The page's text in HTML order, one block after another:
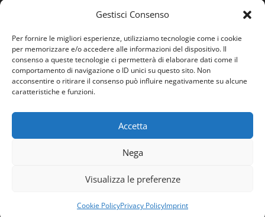
Gestisci Consenso
Per fornire le migliori esperienze, utilizziamo tecnologie come i cookie
per memorizzare e/o accedere alle informazioni del dispositivo. Il
consenso a queste tecnologie ci permetterà di elaborare dati come il
comportamento di navigazione o ID unici su questo sito. Non
acconsentire o ritirare il consenso può influire negativamente su alcune
caratteristiche e funzioni.
Accetta
Nega
Visualizza le preferenze
Cookie PolicyPrivacy PolicyImprint
ASSEMBLEA NAZIONALE ORDINARIA E
ASSEMBLEA NAZIONALE STRAORDINARIA ANEIS 24
APRILE 2026
Trasparenza, Etica e Garanzia statutaria
Giornata in memoria delle Vittime della Strada
reserved